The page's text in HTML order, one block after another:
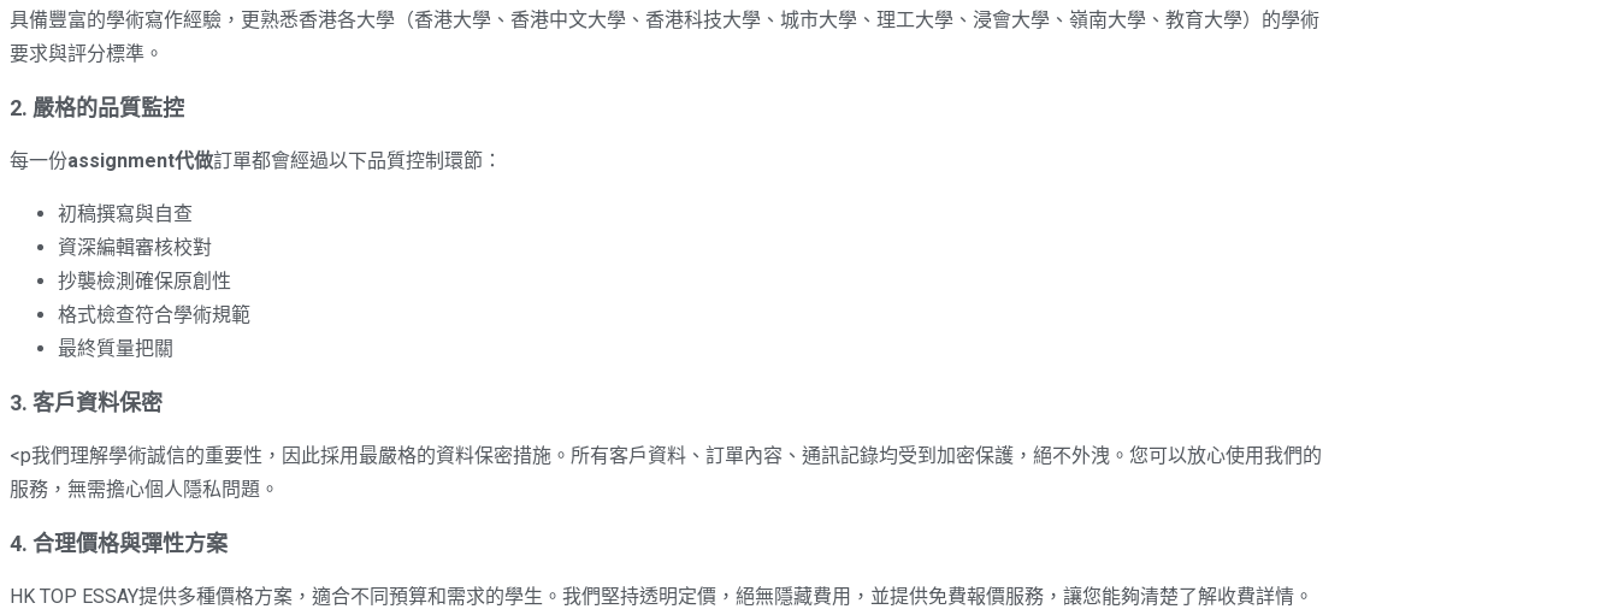
具備豐富的學術寫作經驗，更熟悉香港各大學（香港大學、香港中文大學、香港科技大學、城市大學、理工大學、浸會大學、嶺南大學、教育大學）的學術
要求與評分標準。
2. 嚴格的品質監控
每一份assignment代做訂單都會經過以下品質控制環節：
初稿撰寫與自查
資深編輯審核校對
抄襲檢測確保原創性
格式檢查符合學術規範
最終質量把關
3. 客戶資料保密
<p我們理解學術誠信的重要性，因此採用最嚴格的資料保密措施。所有客戶資料、訂單內容、通訊記錄均受到加密保護，絕不外洩。您可以放心使用我們的
服務，無需擔心個人隱私問題。
4. 合理價格與彈性方案
HK TOP ESSAY提供多種價格方案，適合不同預算和需求的學生。我們堅持透明定價，絕無隱藏費用，並提供免費報價服務，讓您能夠清楚了解收費詳情。